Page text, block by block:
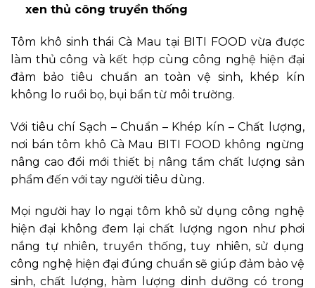
xen thủ công truyền thống
Tôm khô sinh thái Cà Mau tại BITI FOOD vừa được
làm thủ công và kết hợp cùng công nghệ hiện đại
đảm bảo tiêu chuẩn an toàn vệ sinh, khép kín
không lo ruồi bọ, bụi bẩn từ môi trường.
Với tiêu chí Sạch – Chuẩn – Khép kín – Chất lượng,
nơi bán tôm khô Cà Mau BITI FOOD không ngừng
nâng cao đổi mới thiết bị nâng tầm chất lượng sản
phẩm đến với tay người tiêu dùng.
Mọi người hay lo ngại tôm khô sử dụng công nghệ
hiện đại không đem lại chất lượng ngon như phơi
nắng tự nhiên, truyền thống, tuy nhiên, sử dụng
công nghệ hiện đại đúng chuẩn sẽ giúp đảm bảo vệ
sinh, chất lượng, hàm lượng dinh dưỡng có trong